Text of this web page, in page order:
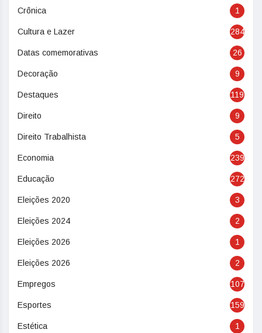
Crônica 1
Cultura e Lazer 284
Datas comemorativas 26
Decoração 9
Destaques 119
Direito 9
Direito Trabalhista 5
Economia 239
Educação 272
Eleições 2020 3
Eleições 2024 2
Eleições 2026 1
Eleições 2026 2
Empregos 107
Esportes 159
Estética 1